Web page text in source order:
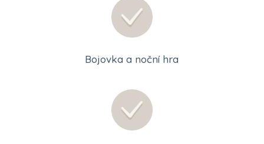
Bojovka a noční hra